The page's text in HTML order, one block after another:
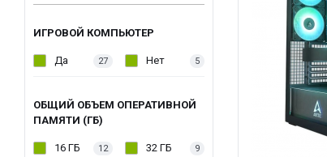
ИГРОВОЙ КОМПЬЮТЕР
Да 27 Нет 5
ОБЩИЙ ОБЪЕМ ОПЕРАТИВНОЙ
ПАМЯТИ (ГБ)
16 ГБ 12 32 ГБ 9